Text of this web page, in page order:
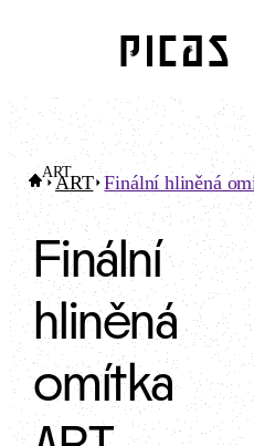
ART Finální hliněná
ART
Finální
hliněná
omítka